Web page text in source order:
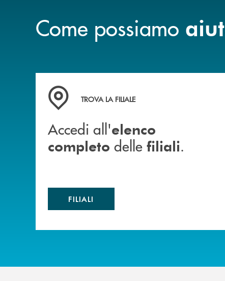
Come possiamo
Accedi all' elenco completo delle filiali .
TROVA LA FILIALE
Accedi all'elenco
completo delle filiali.
FILIALI